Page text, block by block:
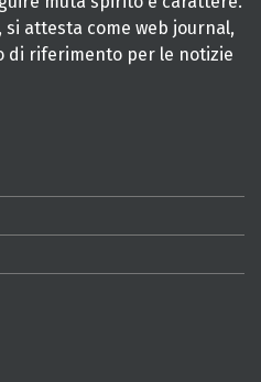
si attesta come web journal,
di riferimento per le notizie